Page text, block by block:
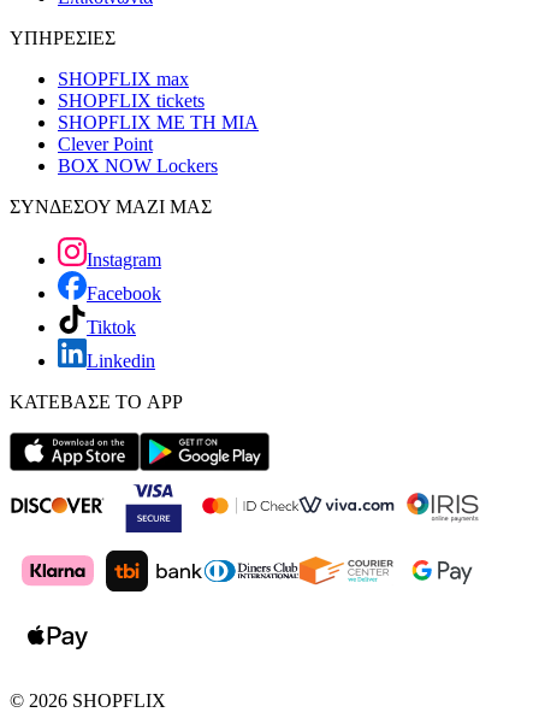
ΥΠΗΡΕΣΙΕΣ
SHOPFLIX max
SHOPFLIX tickets
SHOPFLIX ΜΕ ΤΗ ΜΙΑ
Clever Point
BOX NOW Lockers
ΣΥΝΔΕΣΟΥ ΜΑΖΙ ΜΑΣ
Instagram
Facebook
Tiktok
Linkedin
ΚΑΤΕΒΑΣΕ ΤΟ APP
© 2026 SHOPFLIX